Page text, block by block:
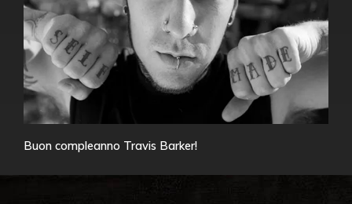
Buon compleanno Travis Barker!